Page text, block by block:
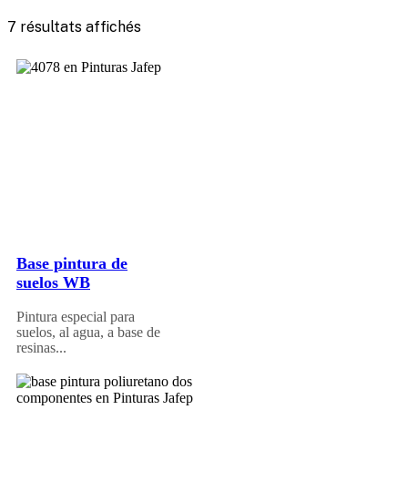
7 résultats affichés
Base pintura de
suelos WB
Pintura especial para
suelos, al agua, a base de
resinas...